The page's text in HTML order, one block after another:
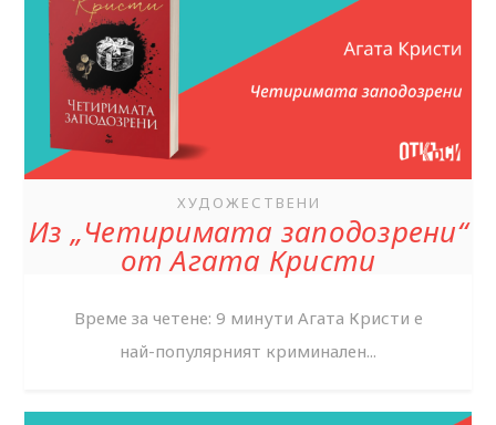
ХУДОЖЕСТВЕНИ
Из „Четиримата заподозрени“
от Агата Кристи
Време за четене: 9 минути Агата Кристи е
най-популярният криминален...